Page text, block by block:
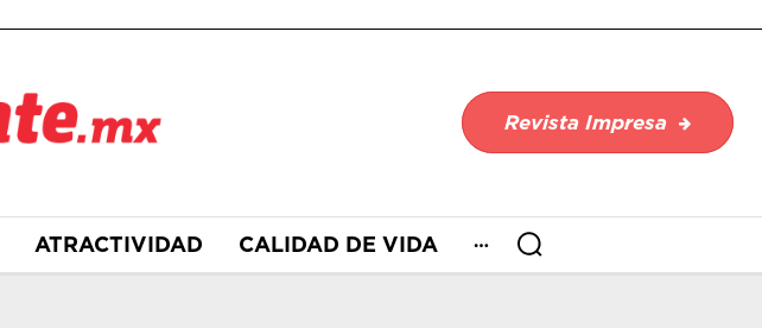
Revista Impresa
ATRACTIVIDAD CALIDAD DE VIDA